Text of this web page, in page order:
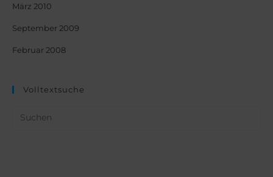
März 2010
September 2009
Februar 2008
Volltextsuche